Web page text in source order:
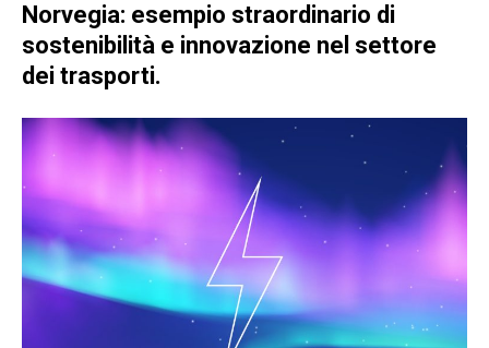
Norvegia: esempio straordinario di
sostenibilità e innovazione nel settore
dei trasporti.